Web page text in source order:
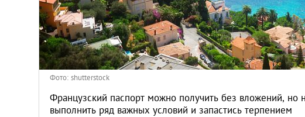
Канада
Кипр
Латвия
Литва
Фото: shutterstock
Французский паспорт можно получить без вложений, но
выполнить ряд важных условий и запастись терпением